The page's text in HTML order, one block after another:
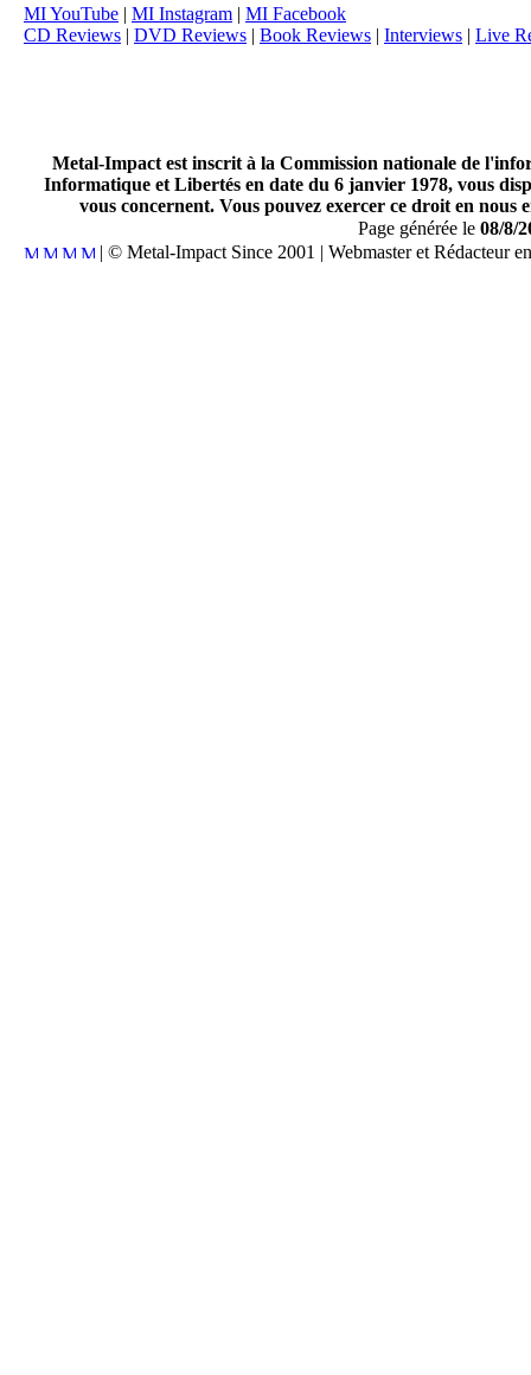
MI YouTube | MI Instagram | MI Facebook
CD Reviews | DVD Reviews | Book Reviews | Interviews | Live
Metal-Impact est inscrit à la Commission nationale de
Informatique et Libertés en date du 6 janvier 1978, vous
vous concernent. Vous pouvez exercer ce droit en
Page générée le 08/8/
| © Metal-Impact Since 2001 | Webmaster et Rédacteur